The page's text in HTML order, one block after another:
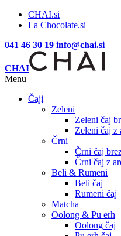
CHAI.si
La Chocolate.si
041 46 30 19 info@chai.si
CHAI
Menu
Čaji
Zeleni
Zeleni čaj
Zeleni čaj z
Črni
Črni čaj
Črni čaj z
Beli & Rumeni
Beli čaj
Rumeni čaj
Matcha
Oolong & Pu erh
Oolong čaj